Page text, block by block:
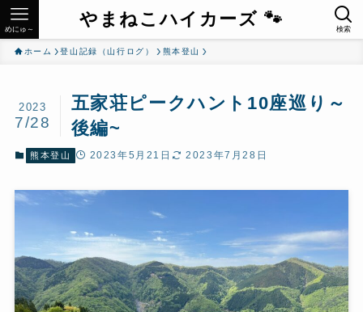
やまねこハイカーズ 🐾 検索
めにゅ～
ホーム 登山記録（山行ログ） 熊本登山
五家荘ピークハント10座巡り～
後編~
2023
7/28
熊本登山 2023年5月21日 2023年7月28日